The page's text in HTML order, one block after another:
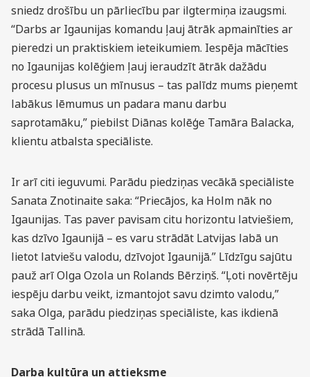
sniedz drošību un pārliecību par ilgtermiņa izaugsmi.
“Darbs ar Igaunijas komandu ļauj ātrāk apmainīties ar
pieredzi un praktiskiem ieteikumiem. Iespēja mācīties
no Igaunijas kolēģiem ļauj ieraudzīt ātrāk dažādu
procesu plusus un mīnusus – tas palīdz mums pieņemt
labākus lēmumus un padara manu darbu
saprotamāku,” piebilst Diānas kolēģe Tamāra Balacka,
klientu atbalsta speciāliste.
Ir arī citi ieguvumi. Parādu piedziņas vecākā speciāliste
Sanata Znotinaite saka: “Priecājos, ka Holm nāk no
Igaunijas. Tas paver pavisam citu horizontu latviešiem,
kas dzīvo Igaunijā – es varu strādāt Latvijas labā un
lietot latviešu valodu, dzīvojot Igaunijā.” Līdzīgu sajūtu
pauž arī Olga Ozola un Rolands Bērziņš. “Ļoti novērtēju
iespēju darbu veikt, izmantojot savu dzimto valodu,”
saka Olga, parādu piedziņas speciāliste, kas ikdienā
strādā Tallinā.
Darba kultūra un attieksme